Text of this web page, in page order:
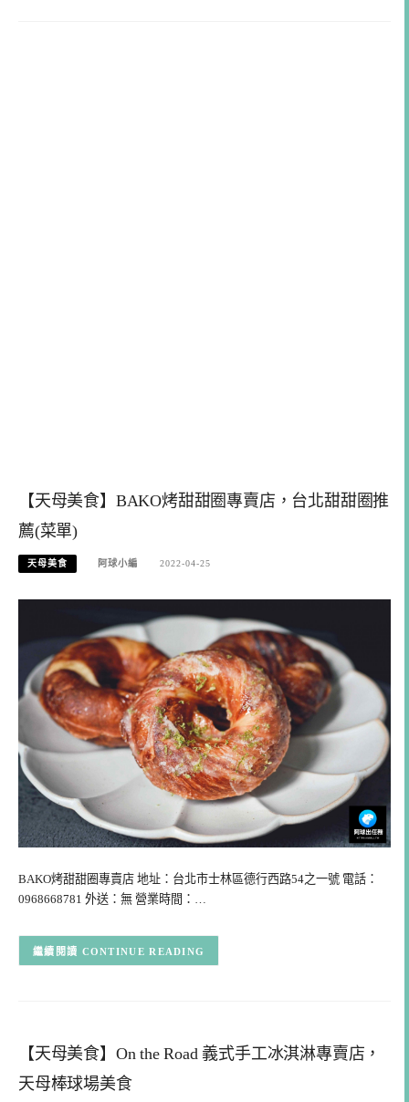
【天母美食】BAKO烤甜甜圈專賣店，台北甜甜圈推
薦(菜單)
天母美食 阿球小編 2022-04-25
BAKO烤甜甜圈專賣店 地址：台北市士林區德行西路54之一號 電話：
0968668781 外送：無 營業時間：…
CONTINUE READING
【天母美食】On the Road 義式手工冰淇淋專賣店，
天母棒球場美食